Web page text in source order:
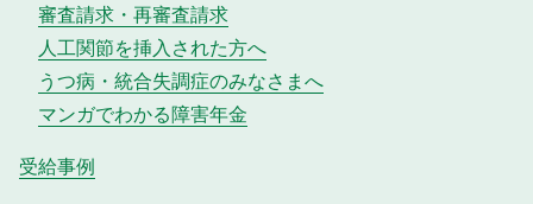
審査請求・再審査請求
人工関節を挿入された方へ
うつ病・統合失調症のみなさまへ
マンガでわかる障害年金
受給事例